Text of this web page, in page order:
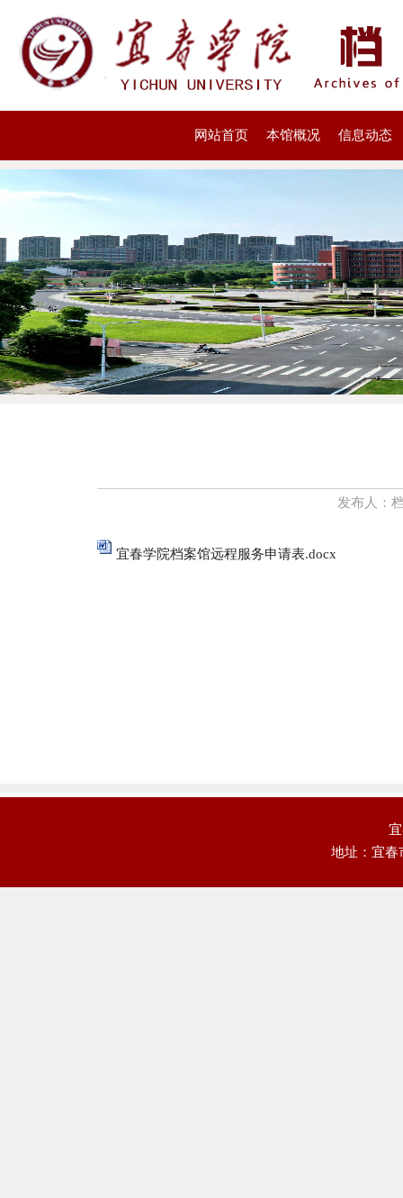
网站首页 本馆概况 信息动态
发布人
宜春学院档案馆远程服务申请表.docx
地址：宜